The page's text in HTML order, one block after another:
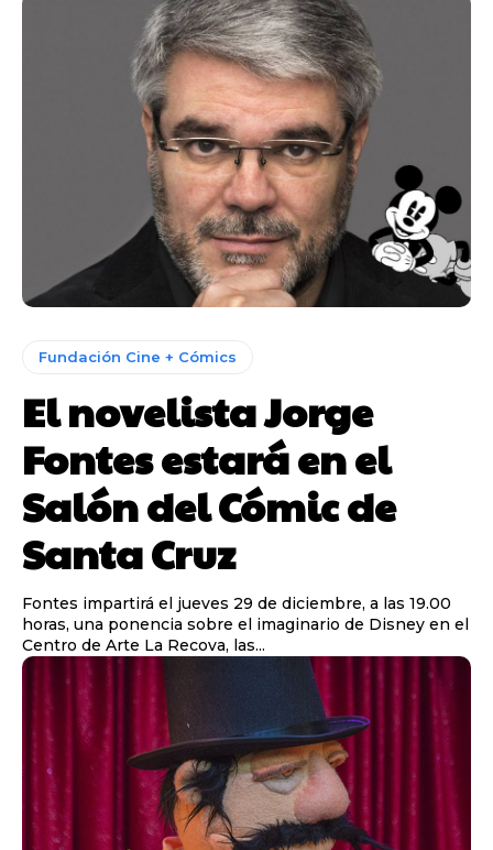
Fundación Cine + Cómics
El novelista Jorge
Fontes estará en el
Salón del Cómic de
Santa Cruz
Fontes impartirá el jueves 29 de diciembre, a las 19.00
horas, una ponencia sobre el imaginario de Disney en el
Centro de Arte La Recova, las...